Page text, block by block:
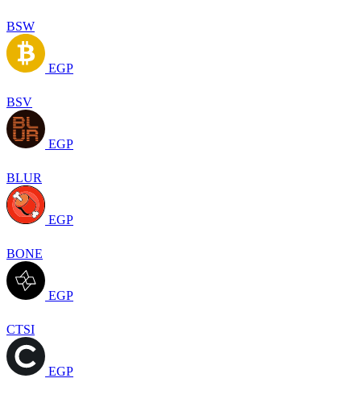
BSW
EGP
BSV
EGP
BLUR
EGP
BONE
EGP
CTSI
EGP